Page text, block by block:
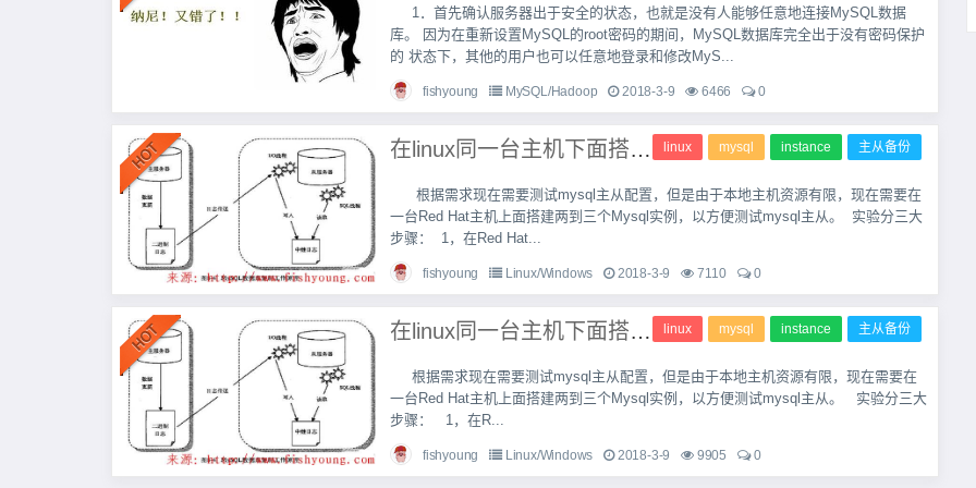
1．首先确认服务器出于安全的状态，也就是没有人能够任意地连接MySQL数据
库。 因为在重新设置MySQL的root密码的期间，MySQL数据库完全出于没有密码保护
的 状态下，其他的用户也可以任意地登录和修改MyS...
fishyoung MySQL/Hadoop 2018-3-9 6466 0
linux mysql instance 主从备份
在linux同一台主机下面搭建两个mysql 实例并实现主从复制 (二)
根据需求现在需要测试mysql主从配置，但是由于本地主机资源有限，现在需要在
一台Red Hat主机上面搭建两到三个Mysql实例，以方便测试mysql主从。 实验分三大
步骤： 1，在Red Hat...
fishyoung Linux/Windows 2018-3-9 7110 0
linux mysql instance 主从备份
在linux同一台主机下面搭建两个mysql 实例并实现主从复制 (一)
根据需求现在需要测试mysql主从配置，但是由于本地主机资源有限，现在需要在
一台Red Hat主机上面搭建两到三个Mysql实例，以方便测试mysql主从。 实验分三大
步骤： 1，在R...
fishyoung Linux/Windows 2018-3-9 9905 0